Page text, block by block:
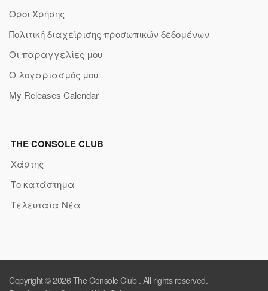
Όροι Χρήσης
Πολιτική διαχείρισης προσωπικών δεδομένων
Οι παραγγελίες μου
Ο λογαριασμός μου
My Releases Calendar
THE CONSOLE CLUB
Χάρτης
Το κατάστημα
Τελευταία Νέα
Copyright © 2026 The Console Club. All rights reserved.